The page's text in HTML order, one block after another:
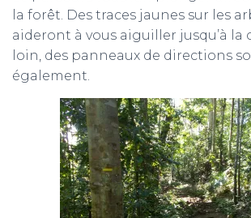
la forêt. Des traces jaunes sur les
aideront à vous aiguiller jusqu’à la
loin, des panneaux de directions
également.